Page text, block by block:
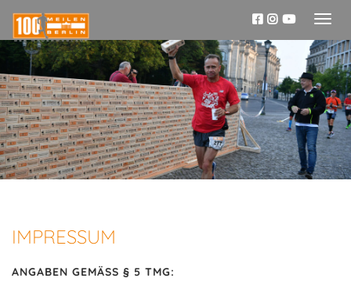
IMPRESSUM
ANGABEN GEMÄSS § 5 TMG: